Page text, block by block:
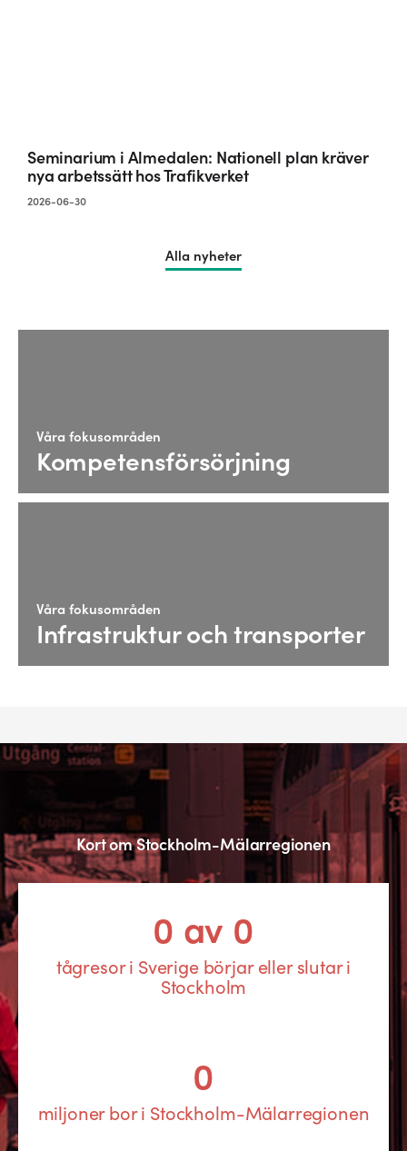
Seminarium i Almedalen: Nationell plan kräver
nya arbetssätt hos Trafikverket
2026-06-30
Alla nyheter
Våra fokusområden
Kompetensförsörjning
Våra fokusområden
Infrastruktur och transporter
Kort om Stockholm-Mälarregionen
0 av 0
tågresor i Sverige börjar eller slutar i
Stockholm
0
miljoner bor i Stockholm-Mälarregionen